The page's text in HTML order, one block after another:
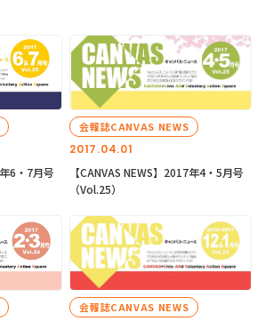
6・7月号
2017.04.01
会報誌CANVAS NEWS
【CANVAS NEWS】2017年4・5月号
（Vol.25）
会報誌CANVAS NEWS